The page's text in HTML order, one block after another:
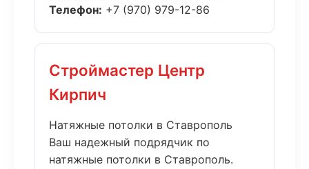
Телефон: +7 (970) 979-12-86
Строймастер Центр
Кирпич
Натяжные потолки в Ставрополь
Ваш надежный подрядчик по
натяжные потолки в Ставрополь.